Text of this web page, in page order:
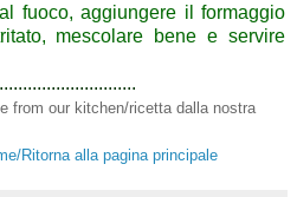
fuoco, aggiungere il formaggio
mescolare bene e servire
from our kitchen/ricetta dalla nostra
Ritorna alla pagina principale